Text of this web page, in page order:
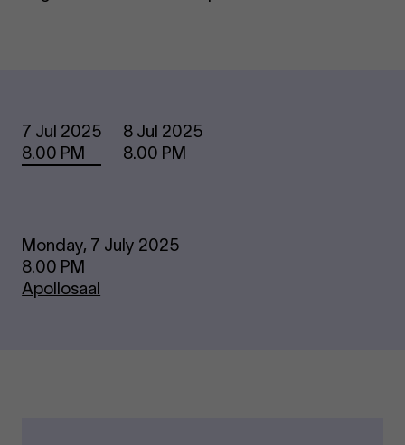
Dates7 Jul 2025
8.00 PM
8 Jul 2025
8.00 PM
Monday, 7 July 2025
8.00 PM
Apollosaal